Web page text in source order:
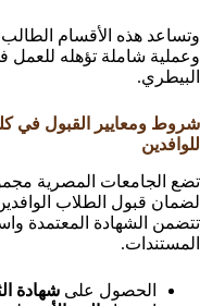
وتساعد هذه الأقسام
وعملية شاملة تؤهله
البيطري.
شروط ومعايير القبول في
للوافدين
تضع الجامعات المصرية
لضمان قبول الطلاب
تتضمن الشهادة المعتمدة
المستندات.
الحصول على شهادة